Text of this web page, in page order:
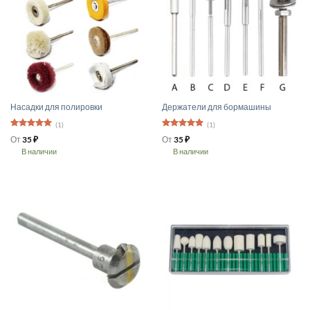
Насадки для полировки
Оценка
из 5
(1)
От35₽
В наличии
вариаций.
Опции
Держатели для бормашины
Оценка
из 5
(1)
От35₽
В наличии
Опции
можно
выбрать